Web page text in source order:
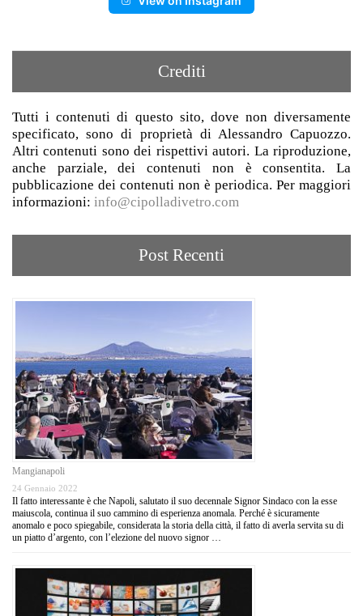
Crediti
Tutti i contenuti di questo sito, dove non diversamente
specificato, sono di proprietà di Alessandro Capuozzo.
Altri contenuti sono dei rispettivi autori. La riproduzione,
anche parziale, dei contenuti non è consentita. La
pubblicazione dei contenuti non è periodica. Per maggiori
informazioni: info@cipolladivetro.com
Post Recenti
Mangianapoli
24 Gennaio 2022
Il fatto interessante è che Napoli, salutato il suo decennale Signor Sindaco con la esse
maiuscola, continua il suo cammino di esperienza anomala. Perché è sicuramente
anomalo e poco spiegabile, considerata la storia della città, il fatto di averla servita su di
un piatto d’argento, con l’elezione del nuovo signor …